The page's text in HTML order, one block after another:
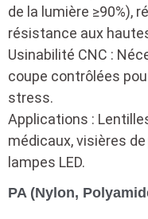
de la lumière ≥90%),
résistance aux
Usinabilité CNC :
coupe contrôlées
stress.
Applications :
médicaux, visières
lampes LED.
PA (Nylon,